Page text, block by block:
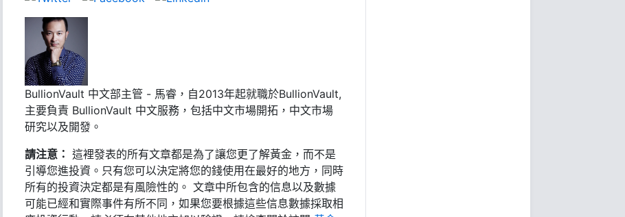
BullionVault 中文部主管 - 馬睿，自2013年起就職於BullionVault,
主要負責 BullionVault 中文服務，包括中文市場開拓，中文市場
研究以及開發。
請注意： 這裡發表的所有文章都是為了讓您更了解黃金，而不是
引導您進投資。只有您可以決定將您的錢使用在最好的地方，同時
所有的投資決定都是有風險性的。 文章中所包含的信息以及數據
可能已經和實際事件有所不同，如果您要根據這些信息數據採取相